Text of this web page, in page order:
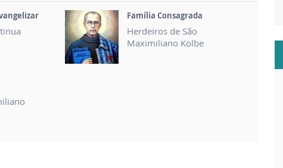
Família Consagrada
Herdeiros de São
Maximiliano Kolbe